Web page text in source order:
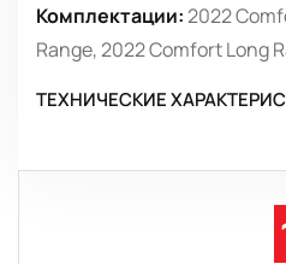
Комплектации:2022
Range, 2022 Comfort Long
ТЕХНИЧЕСКИЕ